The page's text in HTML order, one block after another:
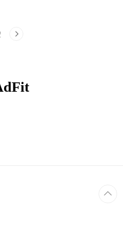
의 일부를 복사해서 사용
. Container는 메모리 -